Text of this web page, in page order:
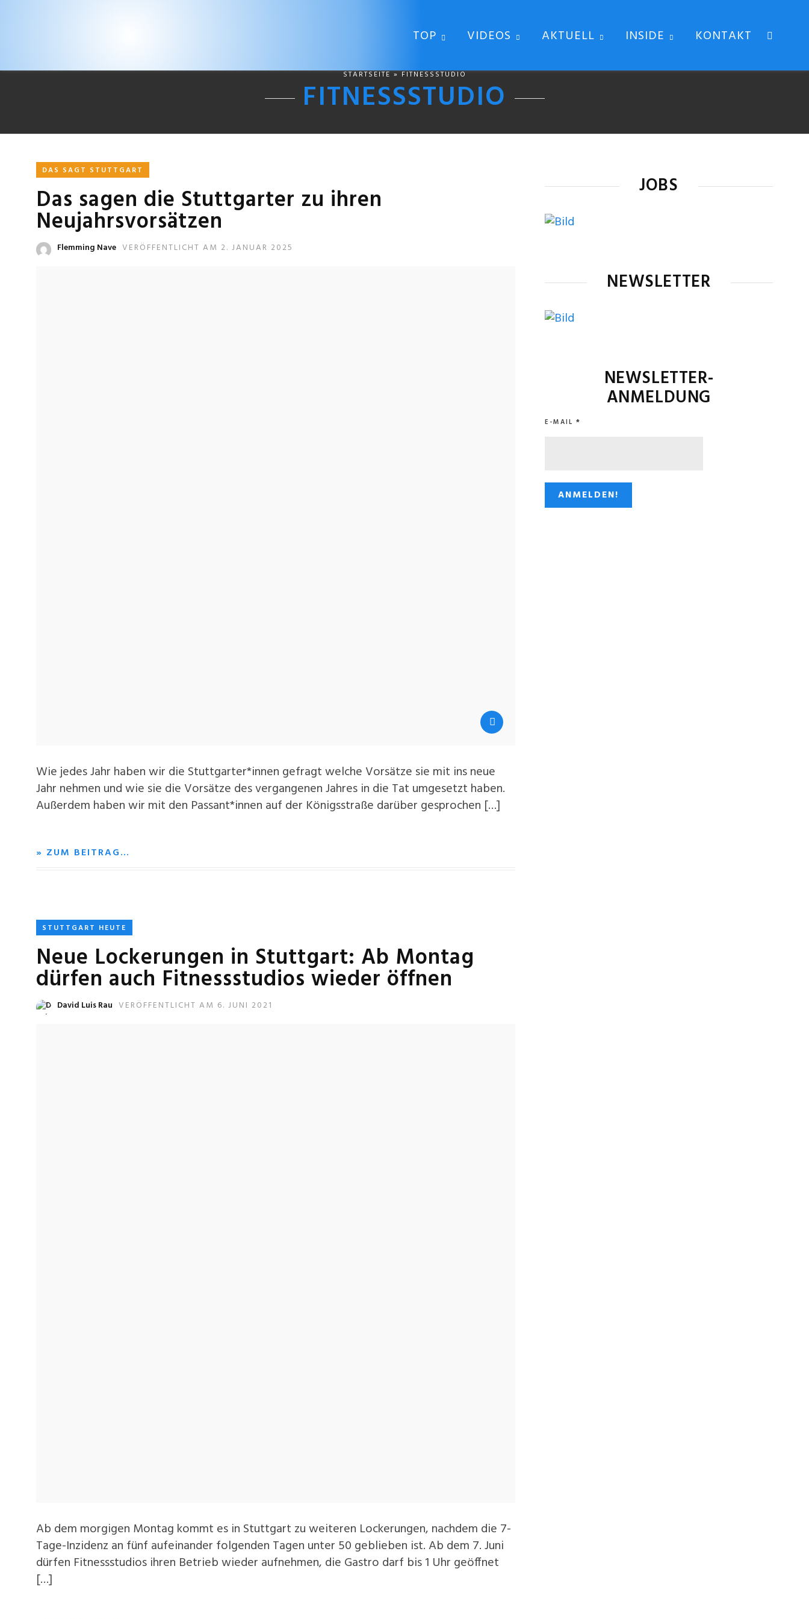
TOP VIDEOS AKTUELL INSIDE KONTAKT
STARTSEITE » FITNESSSTUDIO
FITNESSSTUDIO
DAS SAGT STUTTGART
Das sagen die Stuttgarter zu ihren
Neujahrsvorsätzen
Flemming Nave VERÖFFENTLICHT AM 2. JANUAR 2025
Wie jedes Jahr haben wir die Stuttgarter*innen gefragt welche Vorsätze sie mit ins neue
Jahr nehmen und wie sie die Vorsätze des vergangenen Jahres in die Tat umgesetzt haben.
Außerdem haben wir mit den Passant*innen auf der Königsstraße darüber gesprochen […]
» ZUM BEITRAG…
STUTTGART HEUTE
Neue Lockerungen in Stuttgart: Ab Montag
dürfen auch Fitnessstudios wieder öffnen
David Luis Rau VERÖFFENTLICHT AM 6. JUNI 2021
Ab dem morgigen Montag kommt es in Stuttgart zu weiteren Lockerungen, nachdem die 7-
Tage-Inzidenz an fünf aufeinander folgenden Tagen unter 50 geblieben ist. Ab dem 7. Juni
dürfen Fitnessstudios ihren Betrieb wieder aufnehmen, die Gastro darf bis 1 Uhr geöffnet
[…]
JOBS
NEWSLETTER
NEWSLETTER-
ANMELDUNG
E-MAIL *